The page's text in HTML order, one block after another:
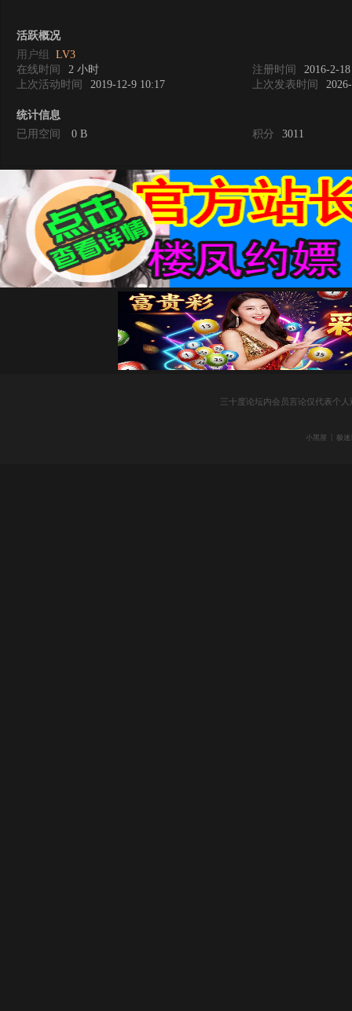
活跃概况
用户组 LV3
在线时间
2 小时 注册时间
2016-2-
上次活动时间
2019-12-9 10:17 上次发表时间
统计信息
已用空间
0 B 积分 3011
三十度论坛内会员言论仅代表个
小黑屋 极速